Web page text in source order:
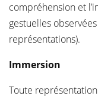
compréhension et
gestuelles
représentations).
Immersion
Toute représentation